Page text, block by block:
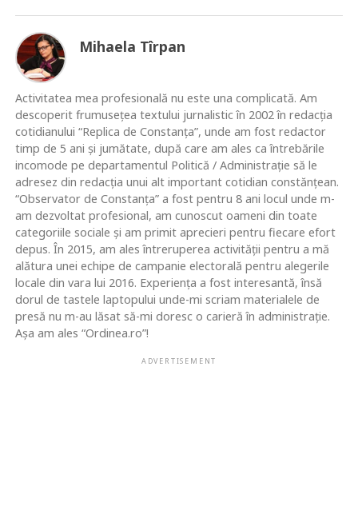
Mihaela Tîrpan
Activitatea mea profesională nu este una complicată. Am
descoperit frumusețea textului jurnalistic în 2002 în redacția
cotidianului “Replica de Constanța”, unde am fost redactor
timp de 5 ani și jumătate, după care am ales ca întrebările
incomode pe departamentul Politică / Administrație să le
adresez din redacția unui alt important cotidian constănțean.
“Observator de Constanța” a fost pentru 8 ani locul unde m-
am dezvoltat profesional, am cunoscut oameni din toate
categoriile sociale și am primit aprecieri pentru fiecare efort
depus. În 2015, am ales întreruperea activității pentru a mă
alătura unei echipe de campanie electorală pentru alegerile
locale din vara lui 2016. Experiența a fost interesantă, însă
dorul de tastele laptopului unde-mi scriam materialele de
presă nu m-au lăsat să-mi doresc o carieră în administrație.
Așa am ales “Ordinea.ro”!
ADVERTISEMENT